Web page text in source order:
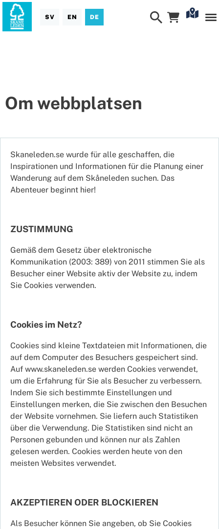
SV EN DE
Om webbplatsen
Skaneleden.se wurde für alle geschaffen, die
Inspirationen und Informationen für die Planung einer
Wanderung auf dem Skåneleden suchen. Das
Abenteuer beginnt hier!
ZUSTIMMUNG
Gemäß dem Gesetz über elektronische
Kommunikation (2003: 389) von 2011 stimmen Sie als
Besucher einer Website aktiv der Website zu, indem
Sie Cookies verwenden.
Cookies im Netz?
Cookies sind kleine Textdateien mit Informationen, die
auf dem Computer des Besuchers gespeichert sind.
Auf www.skaneleden.se werden Cookies verwendet,
um die Erfahrung für Sie als Besucher zu verbessern.
Indem Sie sich bestimmte Einstellungen und
Einstellungen merken, die Sie zwischen den Besuchen
der Website vornehmen. Sie liefern auch Statistiken
über die Verwendung. Die Statistiken sind nicht an
Personen gebunden und können nur als Zahlen
gelesen werden. Cookies werden heute von den
meisten Websites verwendet.
AKZEPTIEREN ODER BLOCKIEREN
Als Besucher können Sie angeben, ob Sie Cookies